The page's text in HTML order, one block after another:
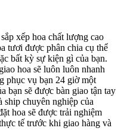
xếp hoa chất lượng cao
tươi được phân chia cụ thể
bất kỳ sự kiện gì của bạn.
hoa sẽ luôn luôn nhanh
phục vụ bạn 24 giờ một
bạn sẽ được bàn giao tận tay
chuyên nghiệp của
hoa sẽ được trải nghiệm
tế trước khi giao hàng và